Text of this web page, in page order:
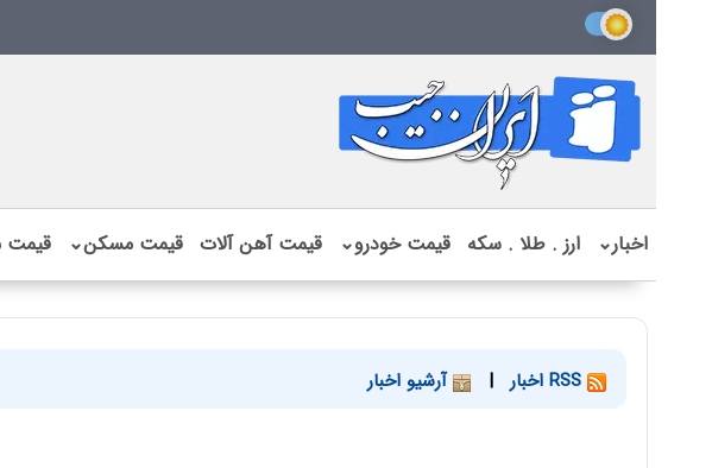
اخبار⌄ ارز . طلا . سکه قیمت خودرو⌄ قیمت آهن آلات قیمت مسکن⌄ قیمت
| آرشیو اخبار